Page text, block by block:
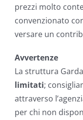
prezzi molto
convenzionato
versare un
Avvertenze
La struttura
limitati;
attraverso
per chi non